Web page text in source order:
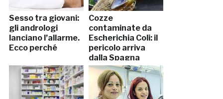
Sesso tra giovani:
gli andrologi
lanciano l’allarme.
Ecco perché
Cozze
contaminate da
Escherichia Coli: il
pericolo arriva
dalla Spagna